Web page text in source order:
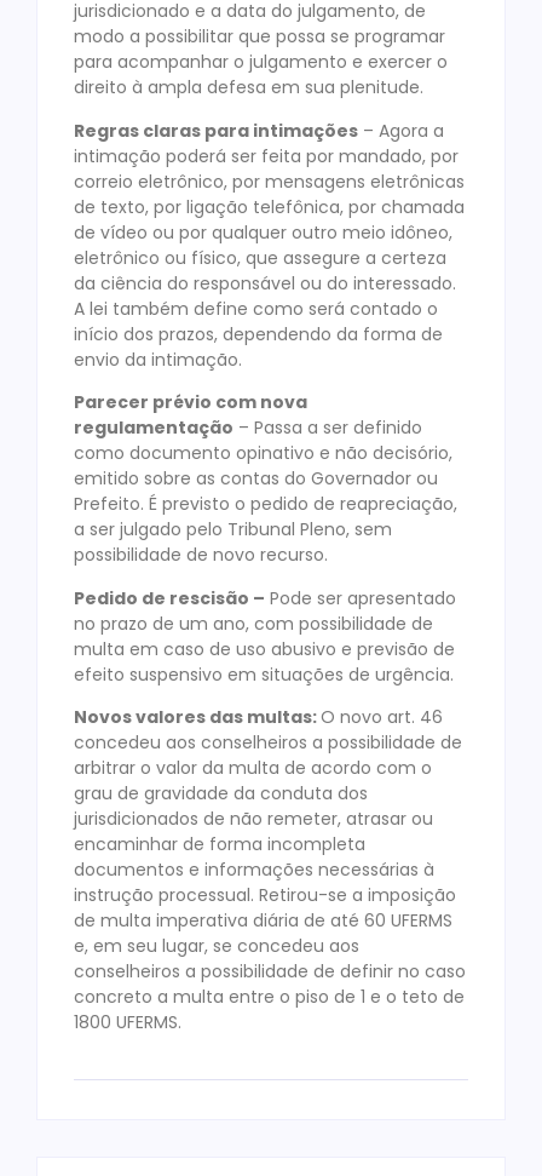
jurisdicionado e a data do julgamento, de
modo a possibilitar que possa se programar
para acompanhar o julgamento e exercer o
direito à ampla defesa em sua plenitude.
Regras claras para intimações – Agora a
intimação poderá ser feita por mandado, por
correio eletrônico, por mensagens eletrônicas
de texto, por ligação telefônica, por chamada
de vídeo ou por qualquer outro meio idôneo,
eletrônico ou físico, que assegure a certeza
da ciência do responsável ou do interessado.
A lei também define como será contado o
início dos prazos, dependendo da forma de
envio da intimação.
Parecer prévio com nova
regulamentação – Passa a ser definido
como documento opinativo e não decisório,
emitido sobre as contas do Governador ou
Prefeito. É previsto o pedido de reapreciação,
a ser julgado pelo Tribunal Pleno, sem
possibilidade de novo recurso.
Pedido de rescisão – Pode ser apresentado
no prazo de um ano, com possibilidade de
multa em caso de uso abusivo e previsão de
efeito suspensivo em situações de urgência.
Novos valores das multas:O novo art. 46
concedeu aos conselheiros a possibilidade de
arbitrar o valor da multa de acordo com o
grau de gravidade da conduta dos
jurisdicionados de não remeter, atrasar ou
encaminhar de forma incompleta
documentos e informações necessárias à
instrução processual. Retirou-se a imposição
de multa imperativa diária de até 60 UFERMS
e, em seu lugar, se concedeu aos
conselheiros a possibilidade de definir no caso
concreto a multa entre o piso de 1 e o teto de
1800 UFERMS.